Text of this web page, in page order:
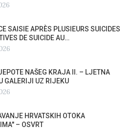
SAISIE APRÈS PLUSIEURS SUICIDES
DE SUICIDE AU…
NAŠEG KRAJA II. – LJETNA
GALERIJI UZ RIJEKU
HRVATSKIH OTOKA
– OSVRT